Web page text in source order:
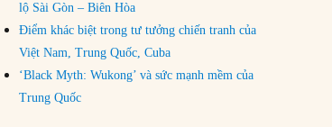
lộ Sài Gòn – Biên Hòa
Điểm khác biệt trong tư tưởng chiến tranh của
Việt Nam, Trung Quốc, Cuba
‘Black Myth: Wukong’ và sức mạnh mềm của
Trung Quốc